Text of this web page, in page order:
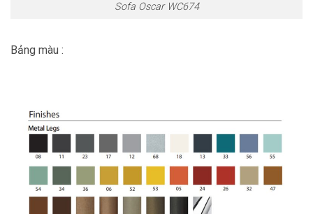
Sofa Oscar WC674
Bảng màu :